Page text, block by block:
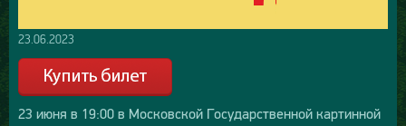
23.06.2023
23 июня в 19:00 в Московской Государственной картинной